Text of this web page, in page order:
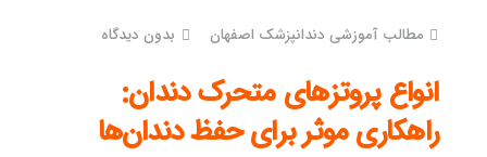
مطالب آموزشی دندانپزشک اصفهان بدون دیدگاه
انواع پروتزهای متحرک دندان:
راهکاری موثر برای حفظ دندان‌ها